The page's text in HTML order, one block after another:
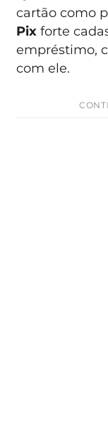
cartão como
Pixforte
empréstimo,
com ele.